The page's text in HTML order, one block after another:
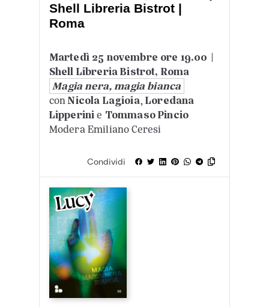
Shell Libreria Bistrot |
Roma
Martedì 25 novembre ore 19.00 |
Shell Libreria Bistrot, Roma
Magia nera, magia bianca
conNicola Lagioia,Loredana
Lipperinie Tommaso Pincio
Modera Emiliano Ceresi
Condividi